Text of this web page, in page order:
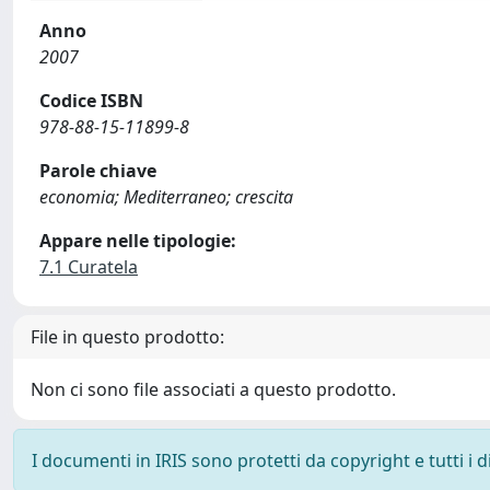
Anno
2007
Codice ISBN
978-88-15-11899-8
Parole chiave
economia; Mediterraneo; crescita
Appare nelle tipologie:
7.1 Curatela
File in questo prodotto:
Non ci sono file associati a questo prodotto.
I documenti in IRIS sono protetti da copyright e tutti i